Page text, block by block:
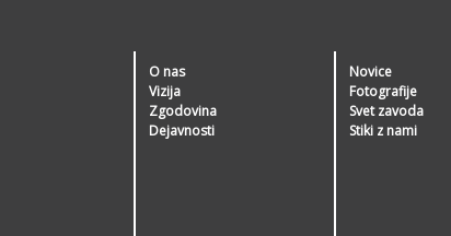
O nas
Vizija
Zgodovina
Dejavnosti
Novice
Fotografije
Svet zavoda
Stiki z nami